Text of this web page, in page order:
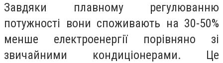
Завдяки плавному регулюванню
потужності вони споживають на 30-50%
менше електроенергії порівняно зі
звичайними кондиціонерами. Це